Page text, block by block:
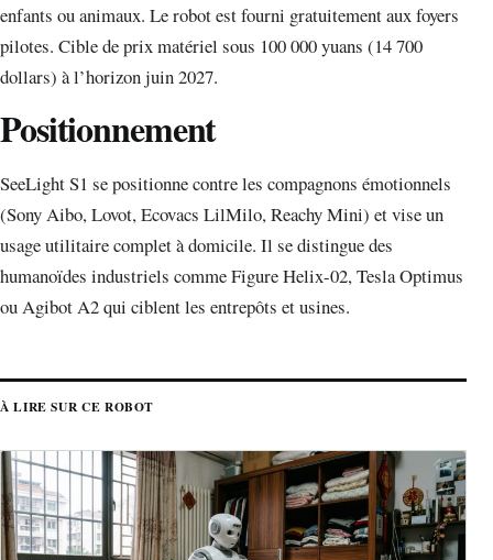
enfants ou animaux. Le robot est fourni gratuitement aux foyers
pilotes. Cible de prix matériel sous 100 000 yuans (14 700
dollars) à l’horizon juin 2027.
Positionnement
SeeLight S1 se positionne contre les compagnons émotionnels
(Sony Aibo, Lovot, Ecovacs LilMilo, Reachy Mini) et vise un
usage utilitaire complet à domicile. Il se distingue des
humanoïdes industriels comme Figure Helix-02, Tesla Optimus
ou Agibot A2 qui ciblent les entrepôts et usines.
À LIRE SUR CE ROBOT